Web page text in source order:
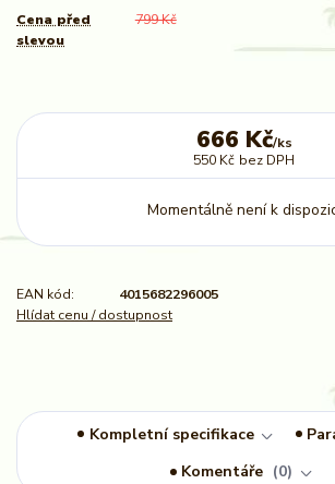
Cena před
slevou
799 Kč
666 Kč/ks
550 Kč bez DPH
Momentálně není k
EAN kód:
4015682296005
Hlídat cenu / dostupnost
Kompletní specifikace
Komentáře
0